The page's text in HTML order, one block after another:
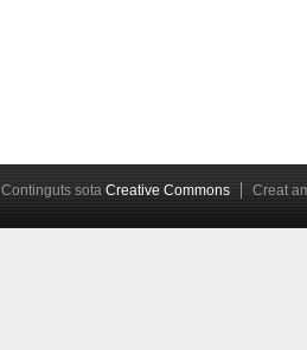
Continguts sota Creative Commons Creat